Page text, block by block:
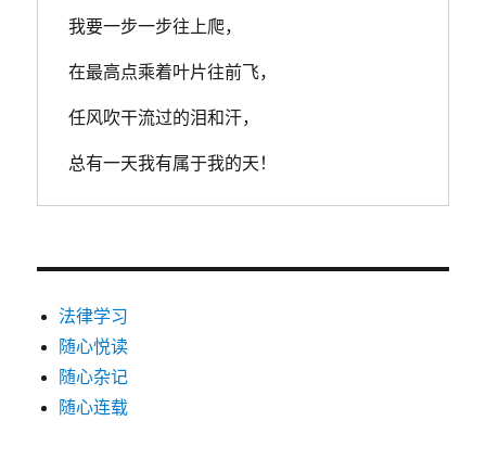
我要一步一步往上爬，
在最高点乘着叶片往前飞，
任风吹干流过的泪和汗，
总有一天我有属于我的天！
法律学习
随心悦读
随心杂记
随心连载